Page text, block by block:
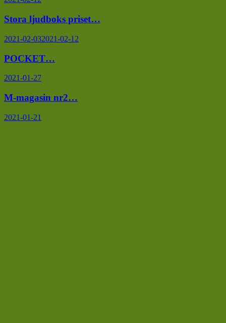
Stora ljudboks priset…
2021-02-032021-02-12
POCKET…
2021-01-27
M-magasin nr2…
2021-01-21